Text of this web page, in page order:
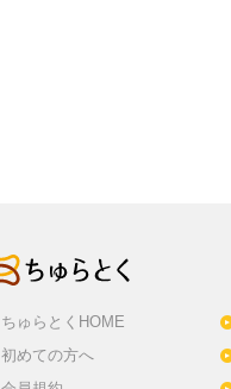
ちゅらとくHOME
初めての方へ